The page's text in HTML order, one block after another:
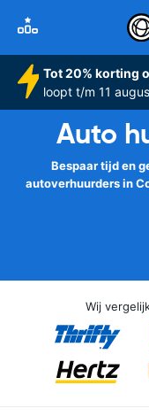
Tot 20% korting
loopt t/m 11
Auto
Bespaar tijd en
autoverhuurders in
Wij